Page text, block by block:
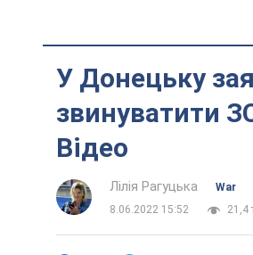
У Донецьку
звинуватити
Відео
Лілія Рагуцька
War
8.06.2022 15:52
21,4